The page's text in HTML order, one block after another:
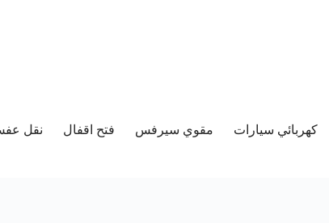
كهربائي سيارات مقوي سيرفس فتح اقفال نقل